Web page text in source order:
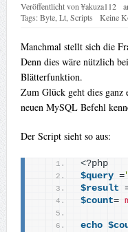
Veröffentlicht von¥akuza112
Tags:Byte, Lt, Scripts Keine
Manchmal stellt sich die
Denn dies wäre nützlich
Blätterfunktion.
Zum Glück geht dies
neuen MySQL Befehl
Der Script sieht so aus:
<?php
$query =
$result
$count=
echo